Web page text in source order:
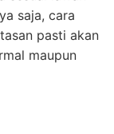
saja, cara
pasti akan
maupun